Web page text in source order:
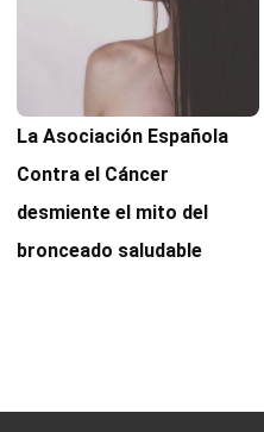
La Asociación Española
Contra el Cáncer
desmiente el mito del
bronceado saludable